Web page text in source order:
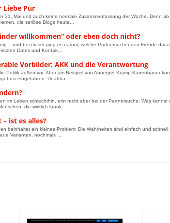
Liebe Pur
31. Mai und auch keine normale Zusammenfassung der Woche. Denn
die seriöse Blogs heute...
willkommen“ oder eben doch nicht?
– und bei dieser ging es darum, welche Partnersuchenden Freude
Dates und Kontak...
Vorbilder: AKK und die Verantwortung
Politik außen vor. Aber am Beispiel von Annegret Kramp-Karrenbauer
eingefahren. Unabhä...
im Leben schlechthin, erst recht aber bei der Partnersuche: Was
die wirklich krank...
– ist es alles?
beinhaltet ein kleines Problem: Die Wahrheiten sind einfach und
Varianten, nochmals ...